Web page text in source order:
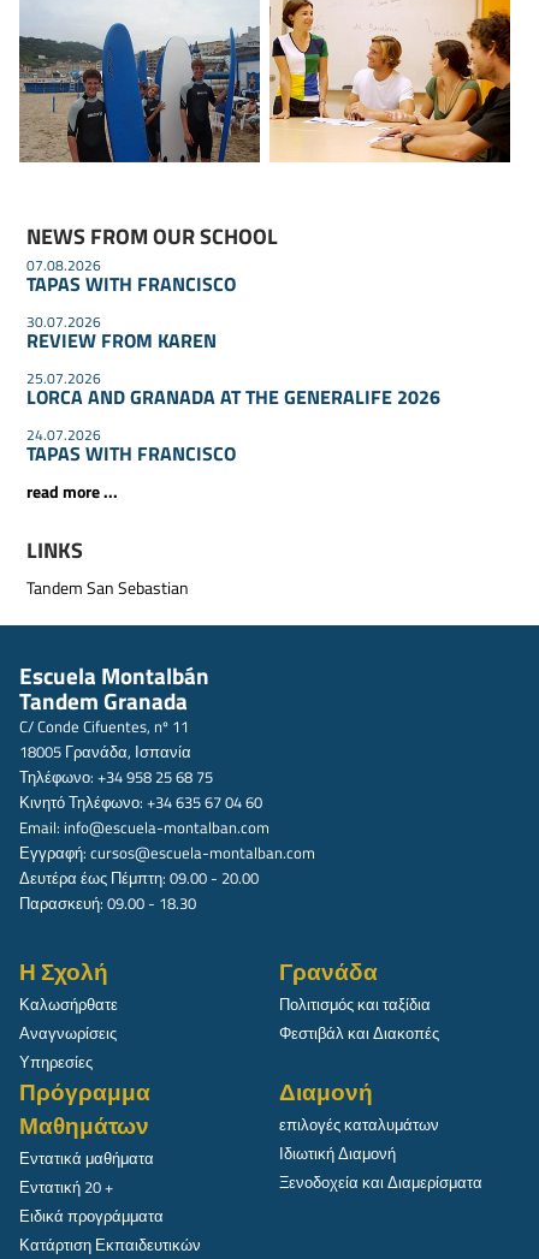
NEWS FROM OUR SCHOOL
07.08.2026
TAPAS WITH FRANCISCO
30.07.2026
REVIEW FROM KAREN
25.07.2026
LORCA AND GRANADA AT THE GENERALIFE 2026
24.07.2026
TAPAS WITH FRANCISCO
read more ...
LINKS
Tandem San Sebastian
Escuela Montalbán
Tandem Granada
C/ Conde Cifuentes, nº 11
18005 Γρανάδα, Ισπανία
Τηλέφωνο: +34 958 25 68 75
Κινητό Τηλέφωνο: +34 635 67 04 60
Email: info@escuela-montalban.com
Εγγραφή: cursos@escuela-montalban.com
Δευτέρα έως Πέμπτη: 09.00 - 20.00
Παρασκευή: 09.00 - 18.30
Η Σχολή
Καλωσήρθατε
Αναγνωρίσεις
Υπηρεσίες
Γρανάδα
Πολιτισμός και ταξίδια
Φεστιβάλ και Διακοπές
Πρόγραμμα
Μαθημάτων
Εντατικά μαθήματα
Εντατική 20 +
Ειδικά προγράμματα
Κατάρτιση Εκπαιδευτικών
Διαμονή
επιλογές καταλυμάτων
Ιδιωτική Διαμονή
Ξενοδοχεία και Διαμερίσματα